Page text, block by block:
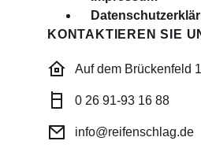
KONTAKTIEREN SIE
Auf dem Brückenfeld
0 26 91-93 16 88
info@reifenschlag.de